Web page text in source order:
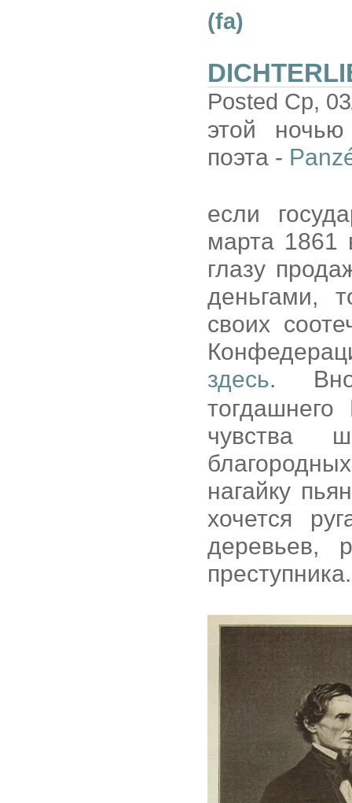
(fa)
Posted Ср,
этой
поэта -
если
марта 1861
глазу
деньгами,
своих
здесь.
чувства
нагайку
хочется
деревьев,
преступника.